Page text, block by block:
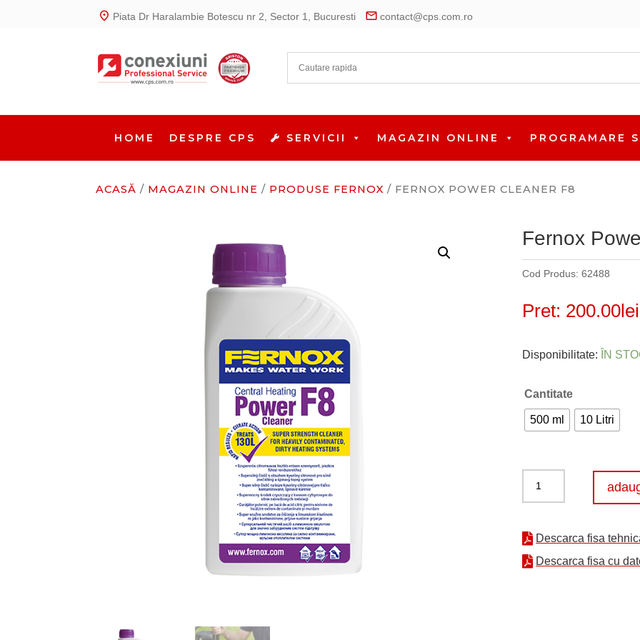
place Piata Dr Haralambie Botescu nr 2, Sector 1, Bucuresti mail contact@cps.com.ro
HOME DESPRE CPS SERVICII MAGAZIN ONLINE PROGRAMARE
ACASĂ / MAGAZIN ONLINE / PRODUSE FERNOX / FERNOX POWER CLEANER F8
Fernox
Cod Produs:62488
Pret: 200.00lei
Disponibilitate: ÎN
Cantitate
500 ml 10 Litri
Cleaner
F8
Descarca fisa
Descarca fisa cu